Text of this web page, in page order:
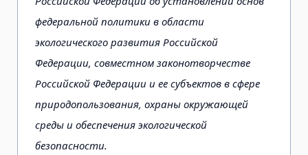
федеральной политики в области
экологического развития Российской
Федерации, совместном законотворчестве
Российской Федерации и ее субъектов в сфере
природопользования, охраны окружающей
среды и обеспечения экологической
безопасности.